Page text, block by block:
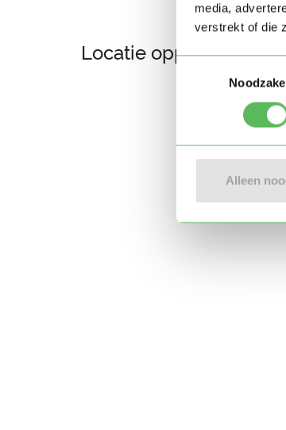
media,
verstrekt of die
Toestemmingsselectie
Alleen
Locatie oppasadres